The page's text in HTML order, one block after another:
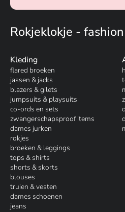
Rokjeklokje -
Kleding
flared broeken
jassen & jacks
blazers & gilets
jumpsuits & playsuits
co-ords en sets
zwangerschapsproof items
dames jurken
rokjes
broeken & leggings
tops & shirts
shorts & skorts
blouses
truien & vesten
dames schoenen
jeans